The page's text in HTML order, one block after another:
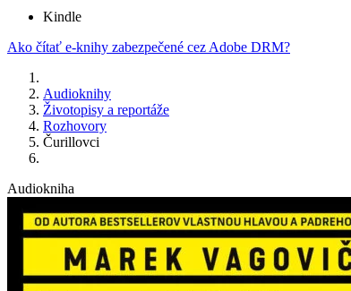
Kindle
Ako čítať e-knihy zabezpečené cez Adobe DRM?
Audioknihy
Životopisy a reportáže
Rozhovory
Čurillovci
Audiokniha